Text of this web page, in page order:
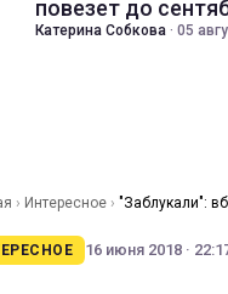
повезет до
Катерина Собкова · 05
› Интересное › "Заблукали":
16 июня 2018 ·